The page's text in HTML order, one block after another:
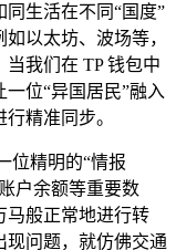
生活在不同“国度”
以太坊、波场等，
我们在 TP 钱包中
位“异国居民”融入
精准同步。
位精明的“情报
户余额等重要数
马般正常地进行转
现问题，就仿佛交通